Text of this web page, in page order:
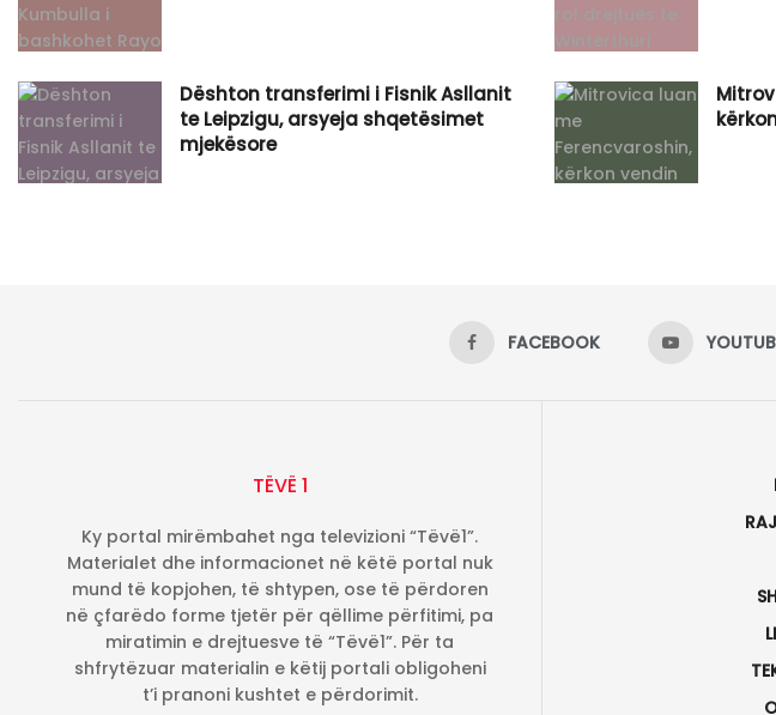
Dështon transferimi i Fisnik Asllanit
te Leipzigu, arsyeja shqetësimet
mjekësore
FACEBOOK
TËVË 1
Ky portal mirëmbahet nga televizioni “Tëvë1”.
Materialet dhe informacionet në këtë portal nuk
mund të kopjohen, të shtypen, ose të përdoren
në çfarëdo forme tjetër për qëllime përfitimi, pa
miratimin e drejtuesve të “Tëvë1”. Për ta
shfrytëzuar materialin e këtij portali obligoheni
t’i pranoni kushtet e përdorimit.